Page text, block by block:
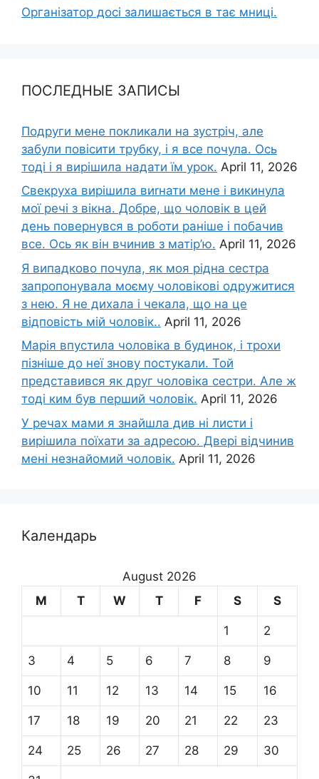
Організатор досі залишається в тає мниці.
ПОСЛЕДНЫЕ ЗАПИСЫ
Подруги мене покликали на зустріч, але
забули повісити трубку, і я все почула. Ось
тоді і я вирішила надати їм урок. April 11, 2026
Свекруха вирішила виrнати мене і викинула
мої речі з вікна. Добре, що чоловік в цей
день повернувся в роботи раніше і побачив
все. Ось як він вчинив з матір’ю. April 11, 2026
Я випадково почула, як моя рідна сестра
запропонувала моєму чоловікові одружитися
з нею. Я не дихала і чекала, що на це
відповість мій чоловік.. April 11, 2026
Марія впустила чоловіка в будинок, і трохи
пізніше до неї знову постукали. Той
представився як друг чоловіка сестри. Але ж
тоді ким був перший чоловік. April 11, 2026
У речах мами я знайшла див ні листи і
вирішила поїхати за адресою. Двері відчинив
мені незнайомий чоловік. April 11, 2026
Календарь
August 2026
M
T W T F S S
1 2
3 4 5 6 7 8 9
10 11 12 13 14 15 16
17 18 19 20 21 22 23
24 25 26 27 28 29 30